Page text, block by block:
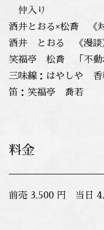
仲入り
酒井とおる×松喬 《対
酒井 とおる 《漫談
笑福亭 松喬 「不動
三味線：はやしや 香
笛：笑福亭 喬若
料金
前売 3,500 円 当日